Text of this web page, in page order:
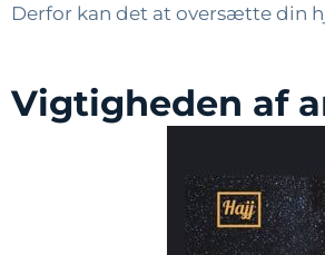
Derfor kan det at oversætte din
Vigtigheden af